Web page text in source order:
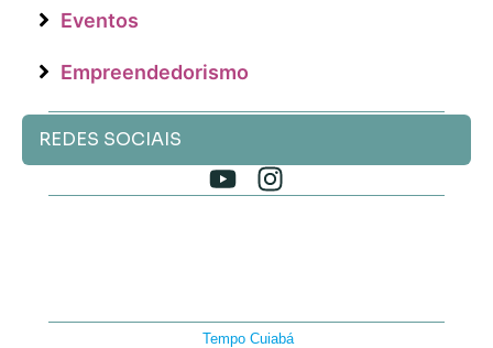
Eventos
Empreendedorismo
REDES SOCIAIS